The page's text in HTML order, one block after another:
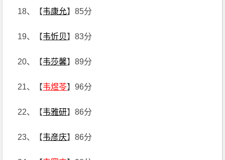
18、【韦康允】85分
19、【韦忻贝】83分
20、【韦莎馨】89分
21、【韦煜苓】96分
22、【韦雅研】86分
23、【韦彦庆】86分